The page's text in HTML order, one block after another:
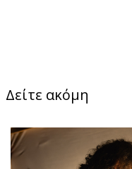
Δείτε ακόμη